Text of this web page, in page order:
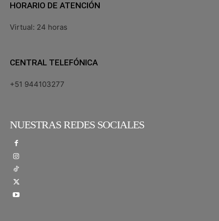
HORARIO DE ATENCIÓN
Virtual: 24 horas
CENTRAL TELEFÓNICA
+51 944103277
NUESTRAS REDES SOCIALES